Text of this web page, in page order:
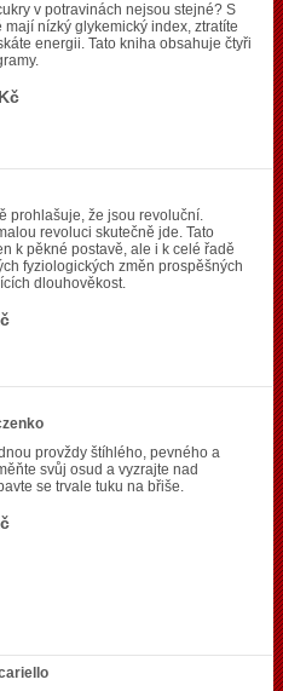
v potravinách nejsou stejné? S
mají nízký glykemický index, ztratíte
energii. Tato kniha obsahuje čtyři
prohlašuje, že jsou revoluční.
revoluci skutečně jde. Tato
k pěkné postavě, ale i k celé řadě
fyziologických změn prospěšných
dlouhověkost.
provždy štíhlého, pevného a
svůj osud a vyzrajte nad
se trvale tuku na břiše.